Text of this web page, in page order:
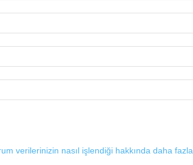
verilerinizin nasıl işlendiği hakkında daha fazla